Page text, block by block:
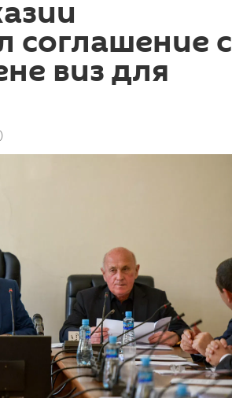
соглашение с
виз для
)